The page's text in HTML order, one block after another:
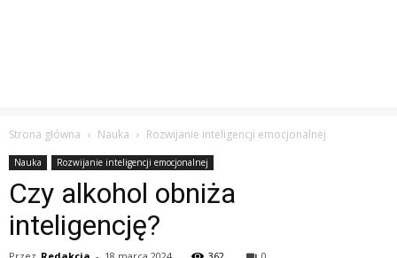
Strona główna Nauka Rozwijanie inteligencji emocjonalnej
Nauka Rozwijanie inteligencji emocjonalnej
Czy alkohol obniża
inteligencję?